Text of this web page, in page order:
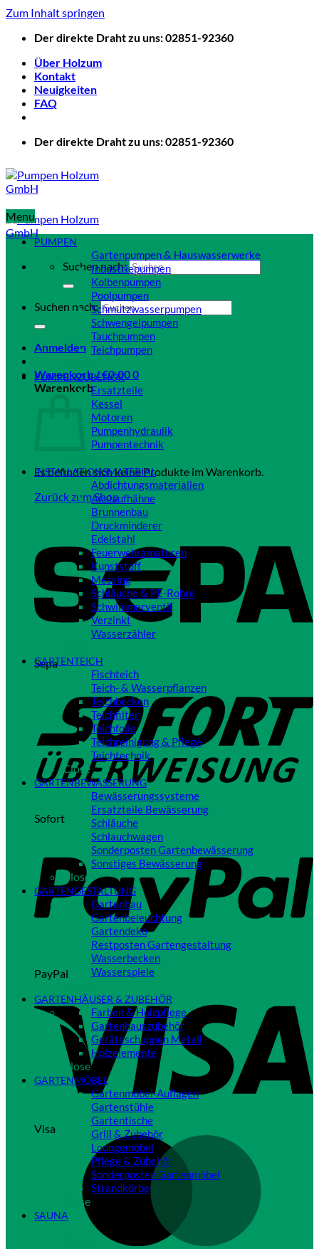
Zum Inhalt springen
Der direkte Draht zu uns: 02851-92360
Über Holzum
Kontakt
Neuigkeiten
FAQ
Der direkte Draht zu uns: 02851-92360
Suchen nach:
Suchen nach:
Anmelden
Warenkorb /€0,000
Warenkorb
Es befinden sich keine Produkte im Warenkorb.
Zurück zum Shop
Sepa
Sofort
PayPal
Visa
Menu
PUMPEN
Gartenpumpen & Hauswasserwerke
Industriepumpen
Kolbenpumpen
Poolpumpen
Schmutzwasserpumpen
Schwengelpumpen
Tauchpumpen
Teichpumpen
PUMPENZUBEHÖR
Ersatzteile
Kessel
Motoren
Pumpenhydraulik
Pumpentechnik
INSTALLATIONSMATERIAL
Abdichtungsmaterialien
Auslaufhähne
Brunnenbau
Druckminderer
Edelstahl
Feuerwehramaturen
Kunststoff
Messing
Schläuche & PE-Rohre
Schwimmerventil
Verzinkt
Wasserzähler
GARTENTEICH
Fischteich
Teich- & Wasserpflanzen
Teichbecken
Teichfilter
Teichfolie
Teichreinigung & Pflege
Teichtechnik
Close
GARTENBEWÄSSERUNG
Bewässerungssysteme
Ersatzteile Bewässerung
Schläuche
Schlauchwagen
Sonderposten Gartenbewässerung
Sonstiges Bewässerung
Close
GARTENGESTALTUNG
Gartenbau
Gartenbeleuchtung
Gartendeko
Restposten Gartengestaltung
Wasserbecken
Wasserspiele
GARTENHÄUSER & ZUBEHÖR
Farben & Holzpflege
Gartenhauszubehör
Geräteschuppen Metall
Holzelemente
Close
GARTENMÖBEL
Gartenmöbel-Auflagen
Gartenstühle
Gartentische
Grill & Zubehör
Loungemöbel
Pflege & Zubehör
Sonderposten Gartenmöbel
Strandkörbe
Close
SAUNA